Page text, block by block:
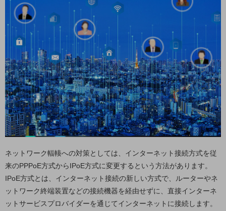
セキュリティ
その他のお悩みはこちら
業界から見つける
業界から見つけるTOP
製造業
小売・卸売業
運輸業
建設業
その他の業界はこちら
ゲーム感覚で見つける
ビジネスお悩み診断
NTTドコモビジネス
オンラインショップ
ネットワーク輻輳への対策としては、インターネット接続方式を従
来のPPPoE方式からIPoE方式に変更するという方法があります。
IPoE方式とは、インターネット接続の新しい方式で、ルーターやネ
ットワーク終端装置などの接続機器を経由せずに、直接インターネ
ットサービスプロバイダーを通じてインターネットに接続します。